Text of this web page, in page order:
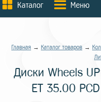
Каталог Меню
Главная → Каталог товаров →
Диски Wheels
ET 35.00